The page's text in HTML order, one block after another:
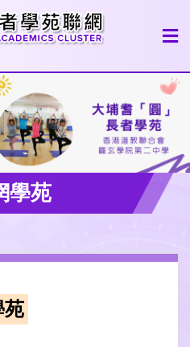
學苑
苑